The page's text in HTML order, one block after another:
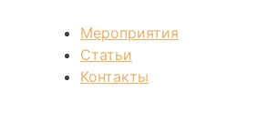
Мероприятия
Статьи
Контакты